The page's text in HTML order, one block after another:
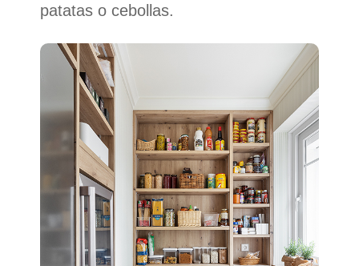
patatas o cebollas.